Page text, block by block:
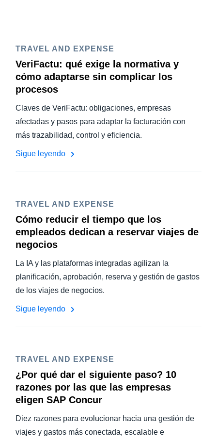
TRAVEL AND EXPENSE
VeriFactu: qué exige la normativa y
cómo adaptarse sin complicar los
procesos
Claves de VeriFactu: obligaciones, empresas
afectadas y pasos para adaptar la facturación con
más trazabilidad, control y eficiencia.
Sigue leyendo
TRAVEL AND EXPENSE
Cómo reducir el tiempo que los
empleados dedican a reservar viajes de
negocios
La IA y las plataformas integradas agilizan la
planificación, aprobación, reserva y gestión de gastos
de los viajes de negocios.
Sigue leyendo
TRAVEL AND EXPENSE
¿Por qué dar el siguiente paso? 10
razones por las que las empresas
eligen SAP Concur
Diez razones para evolucionar hacia una gestión de
viajes y gastos más conectada, escalable e